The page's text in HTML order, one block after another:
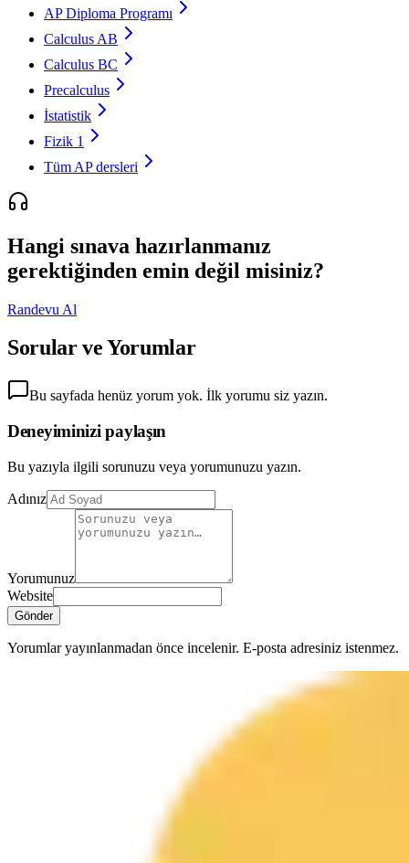
AP Diploma Programı
Calculus AB
Calculus BC
Precalculus
İstatistik
Fizik 1
Tüm AP dersleri
Hangi sınava hazırlanmanız
gerektiğinden emin değil misiniz?
Randevu Al
Sorular ve Yorumlar
Bu sayfada henüz yorum yok. İlk yorumu siz yazın.
Deneyiminizi paylaşın
Bu yazıyla ilgili sorunuzu veya yorumunuzu yazın.
Adınız
Yorumunuz
Website
Gönder
Yorumlar yayınlanmadan önce incelenir. E-posta adresiniz istenmez.